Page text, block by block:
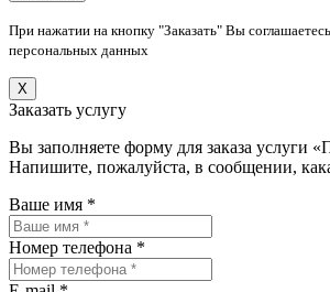
При нажатии на кнопку "Заказать" Вы
персональных данных
X
Заказать услугу
Вы заполняете форму для заказа услуги
Напишите, пожалуйста, в сообщении,
Ваше имя *
Номер телефона *